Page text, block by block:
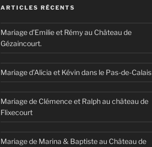
ARTICLES RÉCENTS
Mariage d’Emilie et Rémy au Château de
Gézaincourt.
Mariage d’Alicia et Kévin dans le Pas-de-Calais
Mariage de Clémence et Ralph au château de
Flixecourt
Mariage de Marina & Baptiste au Château de